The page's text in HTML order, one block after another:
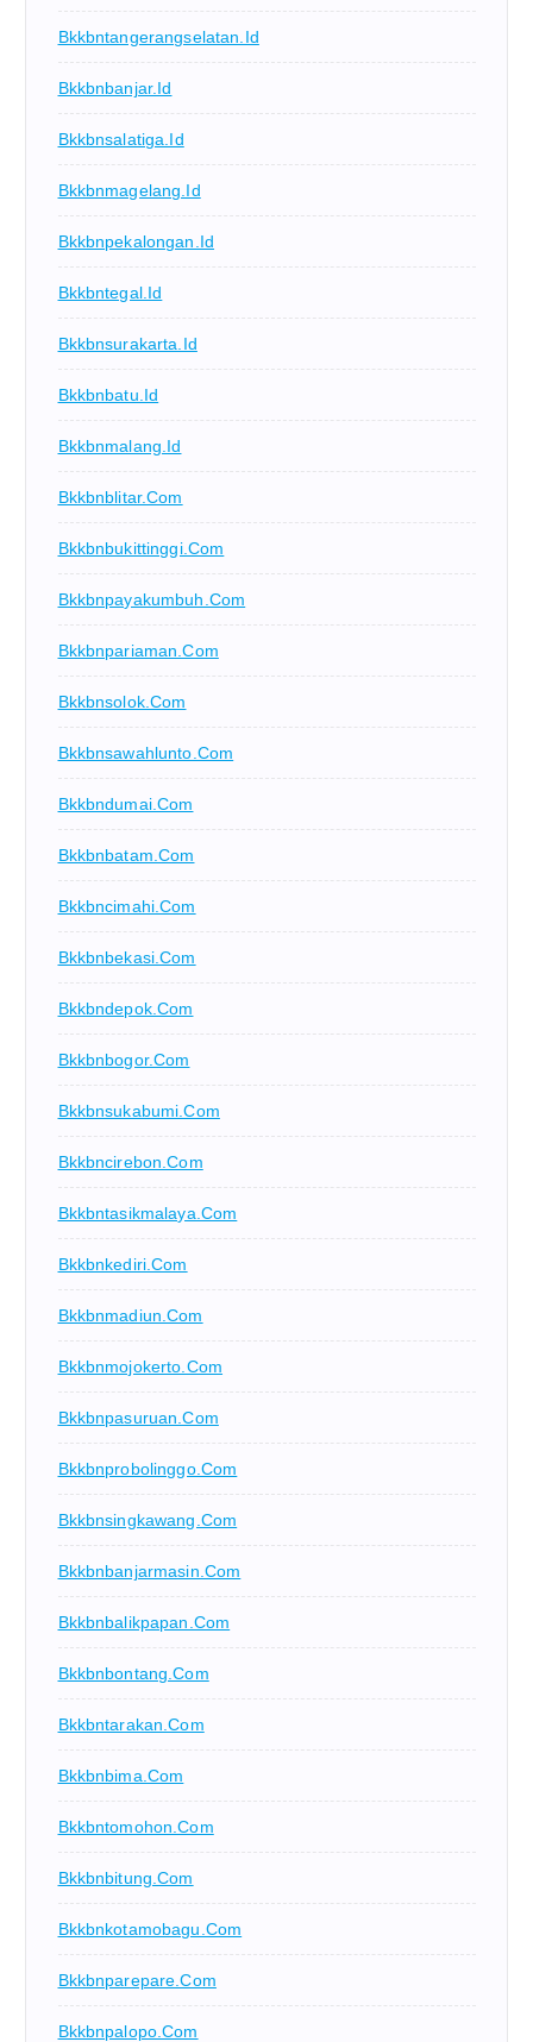
Bkkbntangerangselatan.id
Bkkbnbanjar.id
Bkkbnsalatiga.id
Bkkbnmagelang.id
Bkkbnpekalongan.id
Bkkbntegal.id
Bkkbnsurakarta.id
Bkkbnbatu.id
Bkkbnmalang.id
Bkkbnblitar.com
Bkkbnbukittinggi.com
Bkkbnpayakumbuh.com
Bkkbnpariaman.com
Bkkbnsolok.com
Bkkbnsawahlunto.com
Bkkbndumai.com
Bkkbnbatam.com
Bkkbncimahi.com
Bkkbnbekasi.com
Bkkbndepok.com
Bkkbnbogor.com
Bkkbnsukabumi.com
Bkkbncirebon.com
Bkkbntasikmalaya.com
Bkkbnkediri.com
Bkkbnmadiun.com
Bkkbnmojokerto.com
Bkkbnpasuruan.com
Bkkbnprobolinggo.com
Bkkbnsingkawang.com
Bkkbnbanjarmasin.com
Bkkbnbalikpapan.com
Bkkbnbontang.com
Bkkbntarakan.com
Bkkbnbima.com
Bkkbntomohon.com
Bkkbnbitung.com
Bkkbnkotamobagu.com
Bkkbnparepare.com
Bkkbnpalopo.com